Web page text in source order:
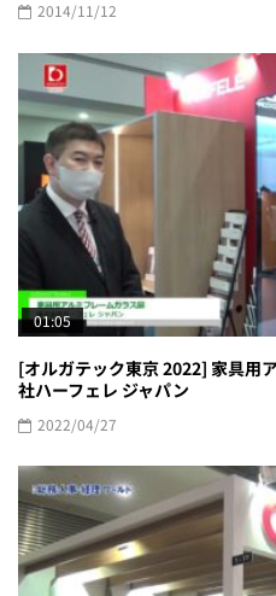
2014/11/12
01:05
[オルガテック東京 2022] 家具用
社ハーフェレ ジャパン
2022/04/27